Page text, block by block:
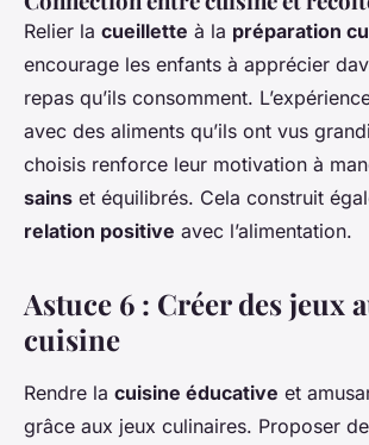
Relier la cueillette à la préparation
encourage les enfants à apprécier
repas qu’ils consomment.
avec des aliments qu’ils ont vus
choisis renforce leur motivation à
sains et équilibrés. Cela construit
relation positive avec l’alimentation.
Astuce 6 : Créer des jeux
cuisine
Rendre la cuisine éducative et
grâce aux jeux culinaires. Proposer